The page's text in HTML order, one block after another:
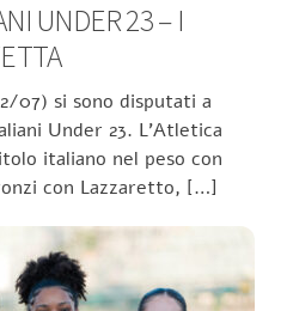
UNDER 23 – I
07) si sono disputati a
Under 23. L’Atletica
italiano nel peso con
con Lazzaretto, […]